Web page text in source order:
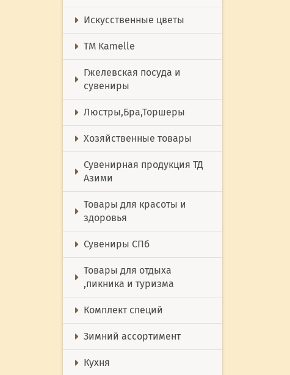
Искусственные цветы
ТМ Kamelle
Гжелевская посуда и
сувениры
Люстры,Бра,Торшеры
Хозяйственные товары
Сувенирная продукция ТД
Азими
Товары для красоты и
здоровья
Сувениры СПб
Товары для отдыха
,пикника и туризма
Комплект специй
Зимний ассортимент
Кухня